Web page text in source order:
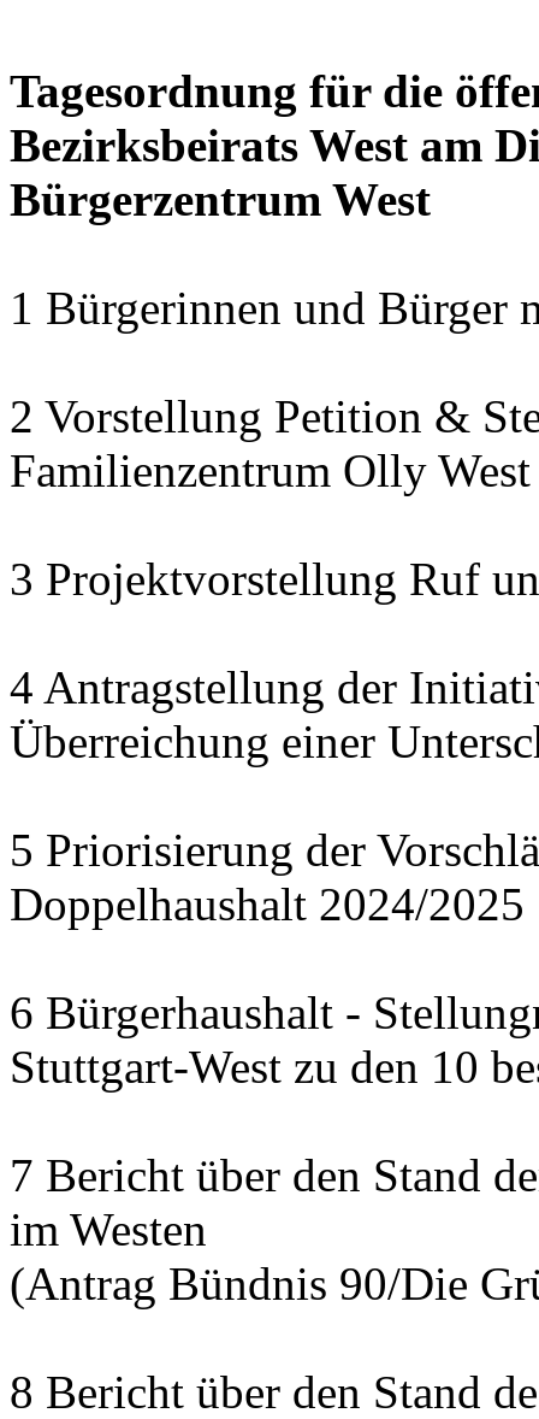
Tagesordnung für die
Bezirksbeirats West am
Bürgerzentrum West
1 Bürgerinnen und Bürger
2 Vorstellung Petition &
Familienzentrum Olly West
3 Projektvorstellung Ruf
4 Antragstellung der
Überreichung einer
5 Priorisierung der
Doppelhaushalt 2024/2025
6 Bürgerhaushalt -
Stuttgart-West zu den 10
7 Bericht über den Stand
im Westen
(Antrag Bündnis 90/Die
8 Bericht über den Stand